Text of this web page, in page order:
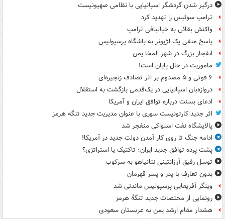
درگیر شدن گردشگر اسپانیایی با نظامی صهیونیست
ترامپ سوئیس را تهدید کرد
واکنش بقائی به خیالبافی ترامپ
پاسخ منفی یک لژیونر به باشگاه پرسپولیس
انفجار بزرگ در شهر المخا یمن
ماموریت در حال پایان است!
۶ فوتی و ۵ مصدوم بر اثر تصادف زنجیره‌ای
دروازه‌بان اسپانیایی در یک‌قدمی بازگشت به استقلال
ادعای بسنت درباره توافق ایران و آمریکا
اثر جدید کارتونیست سوری با عنوان مدیریت جدید تنگه هرمز
پالایشگاه نفت اسلواکی منفجر شد
ادامه جنگ تا روی کار آمدن دولت جدید در آمریکا!
پشت پرده توافق جدید ایران؛ تاکتیک یا استراتژی؟
توسل رفیق آرژانتینی نتانیاهو به سرکوب
بدون تعارف با پدر و پسر قهرمان
وینگر آفریقایی پرسپولیس ماندنی شد
رونمایی از مختصات جدید تنگۀ هرمز
هشدار مقام ارشد یمن به عربستان سعودی